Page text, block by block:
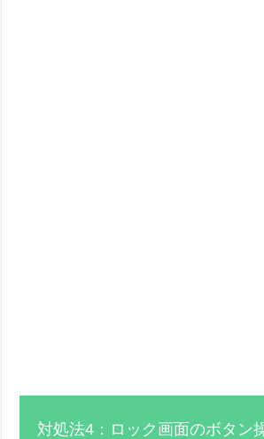
対処法4：ロック画面のボタン